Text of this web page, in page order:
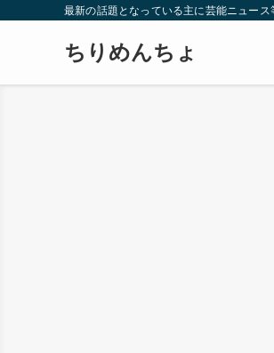
最新の話題となっている主に芸能ニュー
ちりめんちょ